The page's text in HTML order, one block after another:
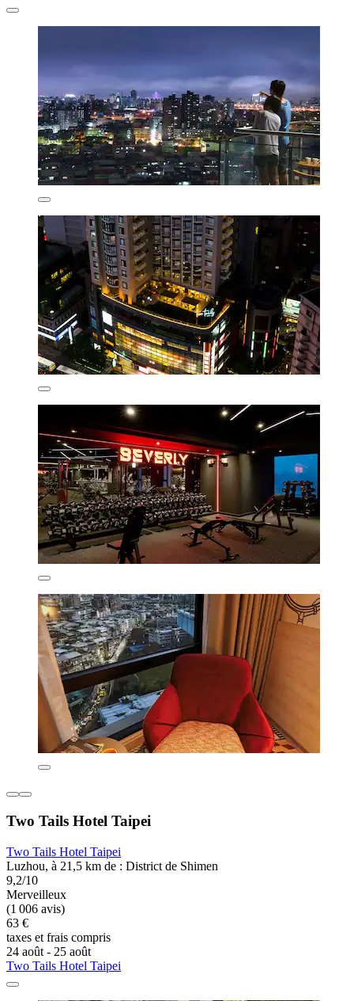
Two Tails Hotel Taipei
Two Tails Hotel Taipei
Luzhou, à 21,5 km de : District de Shimen
9,2/10
Merveilleux
(1 006 avis)
63 €
taxes et frais compris
24 août - 25 août
Two Tails Hotel Taipei